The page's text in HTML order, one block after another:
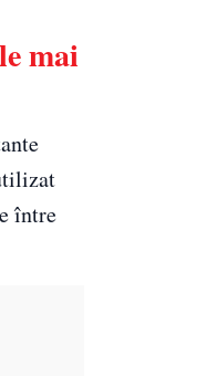
mai
între